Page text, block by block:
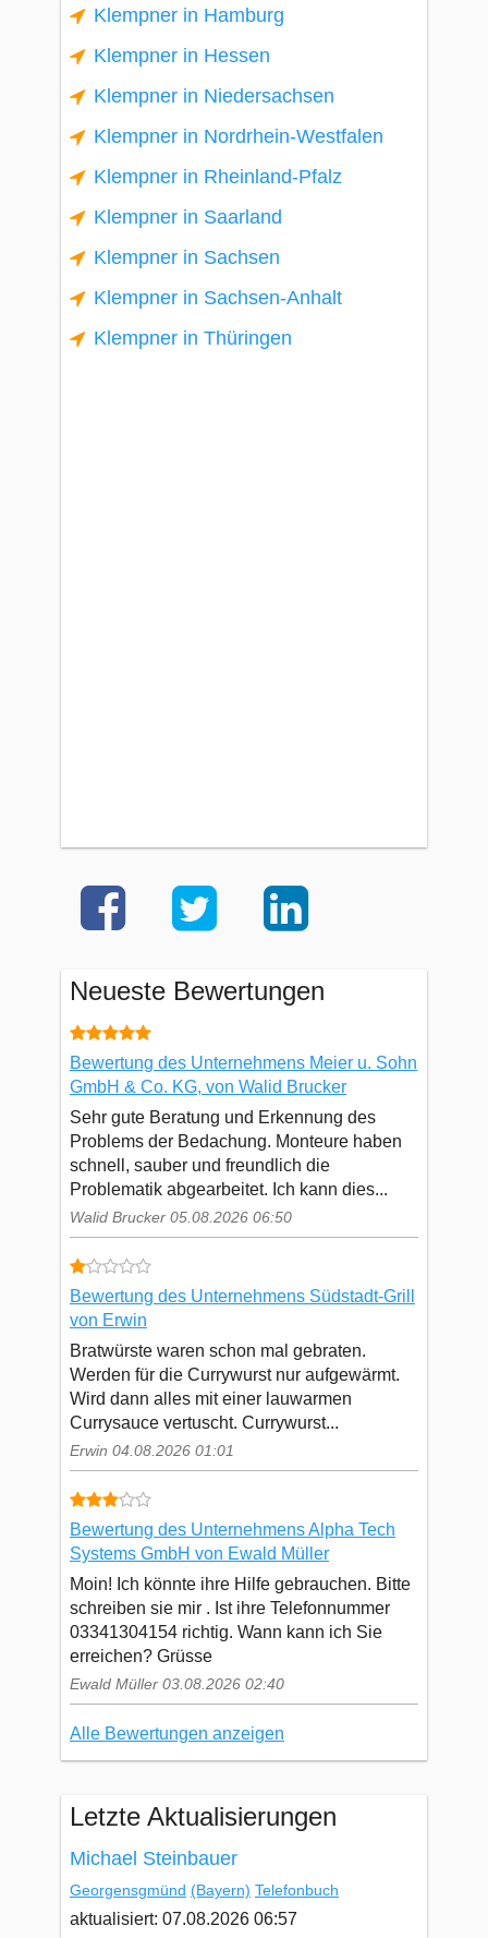
Klempner in Hamburg
Klempner in Hessen
Klempner in Niedersachsen
Klempner in Nordrhein-Westfalen
Klempner in Rheinland-Pfalz
Klempner in Saarland
Klempner in Sachsen
Klempner in Sachsen-Anhalt
Klempner in Thüringen
Neueste Bewertungen
Bewertung des Unternehmens Meier u. Sohn
GmbH & Co. KG, von Walid Brucker
Sehr gute Beratung und Erkennung des
Problems der Bedachung. Monteure haben
schnell, sauber und freundlich die
Problematik abgearbeitet. Ich kann dies...
Walid Brucker 05.08.2026 06:50
Bewertung des Unternehmens Südstadt-Grill
von Erwin
Bratwürste waren schon mal gebraten.
Werden für die Currywurst nur aufgewärmt.
Wird dann alles mit einer lauwarmen
Currysauce vertuscht. Currywurst...
Erwin 04.08.2026 01:01
Bewertung des Unternehmens Alpha Tech
Systems GmbH von Ewald Müller
Moin! Ich könnte ihre Hilfe gebrauchen. Bitte
schreiben sie mir . Ist ihre Telefonnummer
03341304154 richtig. Wann kann ich Sie
erreichen? Grüsse
Ewald Müller 03.08.2026 02:40
Alle Bewertungen anzeigen
Letzte Aktualisierungen
Michael Steinbauer
Georgensgmünd (Bayern) Telefonbuch
aktualisiert: 07.08.2026 06:57